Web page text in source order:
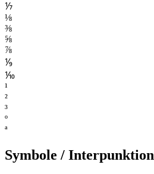
⅐
⅛
⅜
⅝
⅞
⅑
⅒
¹
²
³
º
ª
Symbole / Interpunktion